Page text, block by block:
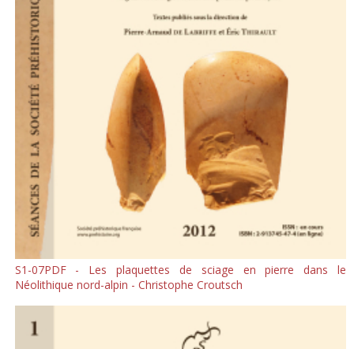
S1-07PDF - Les plaquettes de sciage en pierre dans le
Néolithique nord-alpin - Christophe Croutsch